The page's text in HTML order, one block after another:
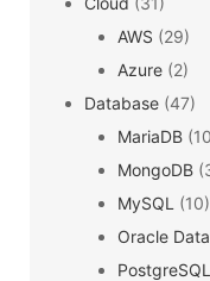
AWS (29)
Azure (2)
Database (47)
MariaDB
MongoDB
MySQL (10)
Oracle
PostgreSQL